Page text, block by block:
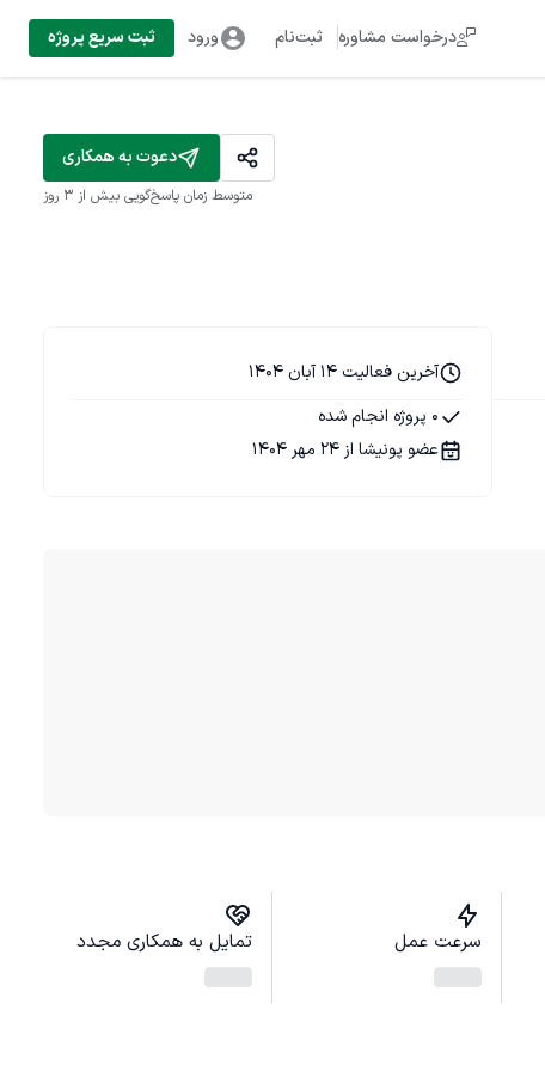
درخواست مشاوره ثبت‌نام ورود ثبت سریع پروژه
دعوت به همکاری
متوسط زمان پاسخ‌گویی بیش از ۳ روز
آخرین فعالیت 14 آبان 1404
0 پروژه انجام شده
عضو پونیشا از 24 مهر 1404
سرعت عمل تمایل به همکاری مجدد